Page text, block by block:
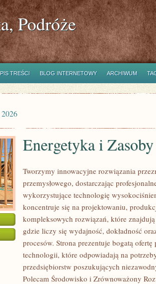
Podróże
TREŚCI BLOG INTERNETOWY ARCHIWUM
ENERGETYKA
Energetyka i Zasoby
Tworzymy innowacyjne rozwiązania
przemysłowego, dostarczając
wykorzystujące technologię
koncentruje się na projektowaniu,
kompleksowych rozwiązań, które
gdzie liczy się wydajność, dokładność
procesów. Strona prezentuje bogatą ofertę
technologii, które odpowiadają na
przedsiębiorstw poszukujących
Polecam Środowisko i Zrównoważony